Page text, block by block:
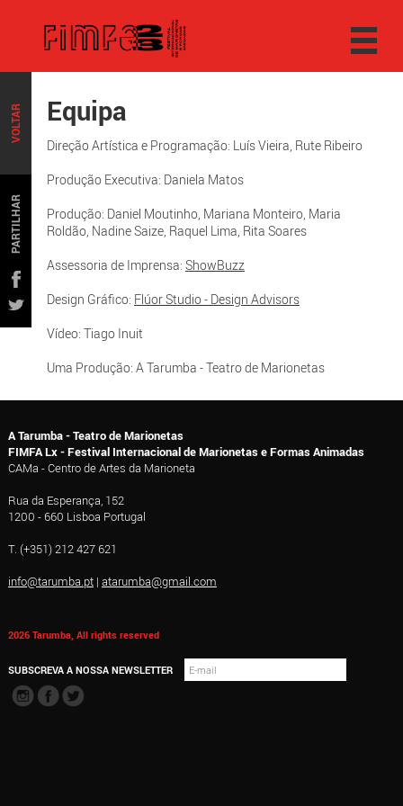
VOLTAR
PARTILHAR
Equipa
Direção Artística e Programação: Luís Vieira, Rute Ribeiro
Produção Executiva: Daniela Matos
Produção: Daniel Moutinho, Mariana Monteiro, Maria
Roldão, Nadine Saize, Raquel Lima, Rita Soares
Assessoria de Imprensa: ShowBuzz
Design Gráfico: Flúor Studio - Design Advisors
Vídeo: Tiago Inuit
Uma Produção: A Tarumba - Teatro de Marionetas
A Tarumba - Teatro de Marionetas
FIMFA Lx - Festival Internacional de Marionetas e Formas Animadas
CAMa - Centro de Artes da Marioneta
Rua da Esperança, 152
1200 - 660 Lisboa Portugal
T. (+351) 212 427 621
info@tarumba.pt| atarumba@gmail.com
2026 Tarumba, All rights reserved
SUBSCREVA A NOSSA NEWSLETTER